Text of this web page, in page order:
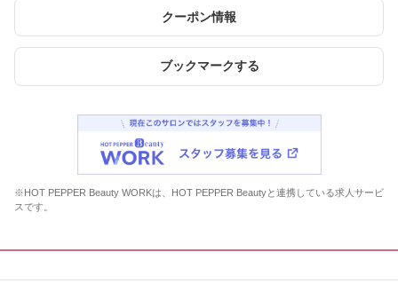
クーポン情報
ブックマークする
※HOT PEPPER Beauty WORKは、HOT PEPPER Beautyと連携している求人サービ
スです。